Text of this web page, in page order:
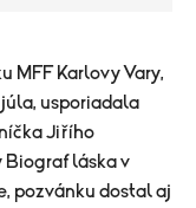
MFF Karlovy Vary,
usporiadala
Jiřího
Biograf láska v
pozvánku dostal aj